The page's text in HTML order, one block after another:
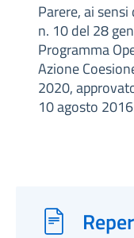
Parere, ai
n. 10 del 28
Programma
Azione
2020,
10 agosto